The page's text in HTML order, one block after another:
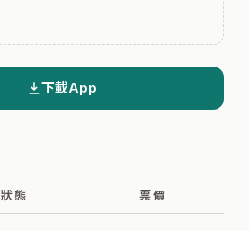
下載App
狀態 票價